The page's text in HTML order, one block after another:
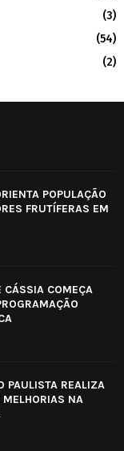
(3)
(54)
(2)
POPULAÇÃO
FRUTÍFERAS EM
CÁSSIA COMEÇA
PAULISTA REALIZA
NA